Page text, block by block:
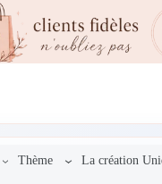
Thème La création